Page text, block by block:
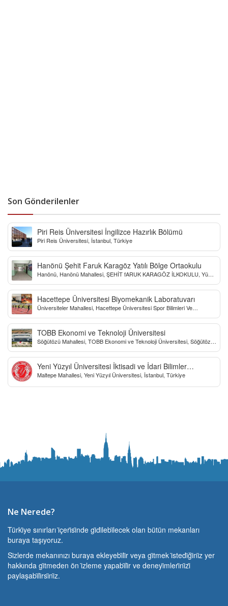
Son Gönderilenler
Piri Reis Üniversitesi İngilizce Hazırlık Bölümü
Piri Reis Üniversitesi, İstanbul, Türkiye
Hanönü Şehit Faruk Karagöz Yatılı Bölge Ortaokulu
Hanönü, Hanönü Mahallesi, ŞEHİT fARUK KARAGÖZ İLKOKULU, Yücel
Hacettepe Üniversitesi Biyomekanik Laboratuvarı
Üniversiteler Mahallesi, Hacettepe Üniversitesi Spor Bilimleri Ve
TOBB Ekonomi ve Teknoloji Üniversitesi
Söğütözü Mahallesi, TOBB Ekonomi ve Teknoloji Üniversitesi, Söğütözü
Yeni Yüzyıl Üniversitesi İktisadi ve İdari Bilimler
Fakültesi
Maltepe Mahallesi, Yeni Yüzyıl Üniversitesi, İstanbul, Türkiye
Ne Nerede?
Türki̇ye sınırları i̇çeri̇si̇nde gi̇di̇lebi̇lecek olan bütün mekanları
buraya taşıyoruz.
Si̇zlerde mekanınızı buraya ekleyebi̇li̇r veya gi̇tmek i̇stedi̇ği̇ni̇z yer
hakkında gi̇tmeden ön i̇zleme yapabi̇li̇r ve deneyi̇mleri̇ni̇zi̇
paylaşabi̇li̇rsi̇ni̇z.